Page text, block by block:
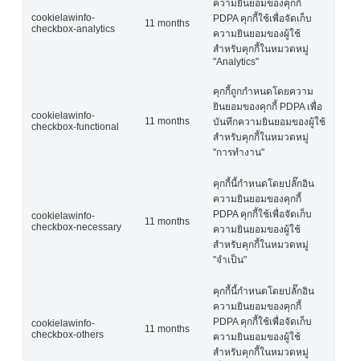
cookielawinfo-
checkbox-analytics
11 months
ความยินยอมของคุกกี้
PDPA คุกกี้ใช้เพื่อจัดเก็บ
ความยินยอมของผู้ใช้
สำหรับคุกกี้ในหมวดหมู่
"Analytics"
cookielawinfo-
checkbox-functional
11 months
คุกกี้ถูกกำหนดโดยความ
ยินยอมของคุกกี้ PDPA เพื่อ
บันทึกความยินยอมของผู้ใช้
สำหรับคุกกี้ในหมวดหมู่
"การทำงาน"
cookielawinfo-
checkbox-necessary
11 months
คุกกี้นี้กำหนดโดยปลั๊กอิน
ความยินยอมของคุกกี้
PDPA คุกกี้ใช้เพื่อจัดเก็บ
ความยินยอมของผู้ใช้
สำหรับคุกกี้ในหมวดหมู่
"จำเป็น"
cookielawinfo-
checkbox-others
11 months
คุกกี้นี้กำหนดโดยปลั๊กอิน
ความยินยอมของคุกกี้
PDPA คุกกี้ใช้เพื่อจัดเก็บ
ความยินยอมของผู้ใช้
สำหรับคุกกี้ในหมวดหมู่